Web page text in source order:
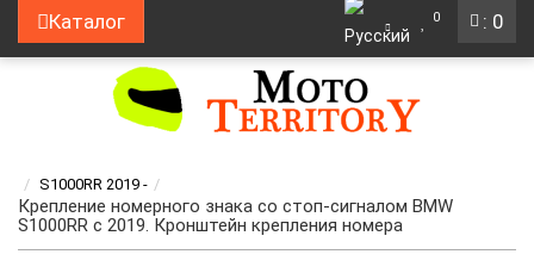
: 0
Каталог 0
S1000RR 2019 -
Крепление номерного знака со стоп-сигналом BMW
S1000RR с 2019. Кронштейн крепления номера